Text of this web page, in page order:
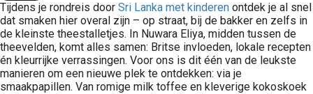
Tijdens je rondreis door Sri Lanka met kinderen ontdek je al snel
dat smaken hier overal zijn – op straat, bij de bakker en zelfs in
de kleinste theestalletjes. In Nuwara Eliya, midden tussen de
theevelden, komt alles samen: Britse invloeden, lokale recepten
én kleurrijke verrassingen. Voor ons is dit één van de leukste
manieren om een nieuwe plek te ontdekken: via je
smaakpapillen. Van romige milk toffee en kleverige kokoskoek